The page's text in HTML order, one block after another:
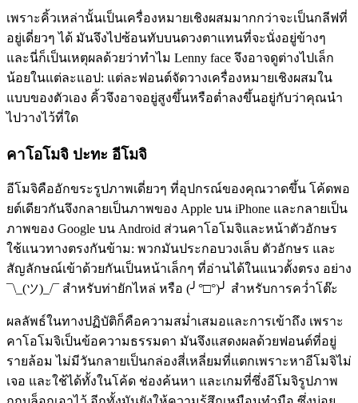
เพราะคิ้วเหล่านั้นเป็นเครื่องหมายเชิงผสมมากกว่าจะเป็นกลีฟที่
อยู่เดี่ยวๆ ได้ มันจึงไปซ้อนทับบนดวงตาแทนที่จะนั่งอยู่ข้างๆ
และนี่ก็เป็นเหตุผลด้วยว่าทำไม Lenny face จึงอาจดูต่างไปเล็ก
น้อยในแต่ละแอป: แต่ละฟอนต์จัดวางเครื่องหมายเชิงผสมใน
แบบของตัวเอง คิ้วจึงอาจอยู่สูงขึ้นหรือต่ำลงขึ้นอยู่กับว่าคุณนำ
ไปวางไว้ที่ใด
คาโอโมจิ ปะทะ อีโมจิ
อีโมจิคืออักขระรูปภาพเดี่ยวๆ ที่อุปกรณ์ของคุณวาดขึ้น โค้ดพอ
ยต์เดียวกันจึงกลายเป็นภาพของ Apple บน iPhone และกลายเป็น
ภาพของ Google บน Android ส่วนคาโอโมจิและหน้าตัวอักษร
ใช้แนวทางตรงกันข้าม: พวกมันประกอบวงเล็บ ตัวอักษร และ
สัญลักษณ์เข้าด้วยกันเป็นหน้าเล็กๆ ที่อ่านได้ในแนวตั้งตรง อย่าง
¯\_(ツ)_/¯ สำหรับท่ายักไหล่ หรือ (╯°□°)╯ สำหรับการคว่ำโต๊ะ
ผลลัพธ์ในทางปฏิบัติก็คือความสม่ำเสมอและการเข้าถึง เพราะ
คาโอโมจิเป็นข้อความธรรมดา มันจึงแสดงผลด้วยฟอนต์ที่อยู่
รายล้อม ไม่มีวันกลายเป็นกล่องสี่เหลี่ยมที่แตกเพราะหาอีโมจิไม่
เจอ และใช้ได้ทั้งในโค้ด ช่องค้นหา และเกมที่ซึ่งอีโมจิรูปภาพ